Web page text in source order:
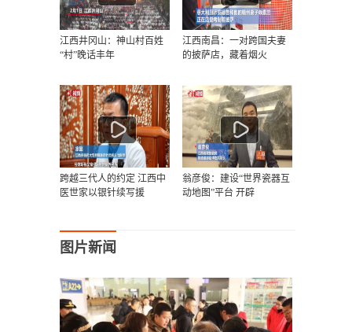
江西井冈山：神山村百姓
“村”晚话丰年
江西南昌：一对跨国夫妻
的披萨店，藏着烟火
跨越三代人的约定 江西中
医世家以银针续写援
翁彦俊：建设“世界瓷器互
动地图”平台 开辟
图片新闻